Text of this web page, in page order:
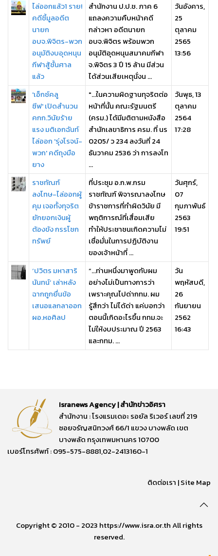
ไล่ออกแล้ว1 ราย!
คดีชี้มูลอดีต
นายก
อบจ.พิจิตร-พวก
อนุมัติงบอุดหนุน
กีฬาสู้ชั้นศาล
แล้ว
สำนักงาน ป.ป.ช. ภาค 6
แถลงความคืบหน้าคดี
กล่าวหา อดีตนายก
อบจ.พิจิตร พร้อมพวก
อนุมัติอุดหนุนสมาคมกีฬา
จ.พิจิตร 3 ปี 15 ล้าน มีส่วน
ได้ส่วนเสียเหตุนั่งน ...
วันอังคาร,
25
ตุลาคม
2565
13:56
'เอ็กซ์คลู
ซีฟ' เปิดสำนวน
คกก.วินัยร้าย
แรง มติเอกฉันท์
ไล่ออก 'รุ่งโรจน์-
พวก' คดีถุงมือ
ยาง
"...ในความผิดฐานทุจริตต่อ
หน้าที่นั้น คณะรัฐมนตรี
(ครม.) ได้มีมติตามหนังสือ
สำนักเลขาธิการ ครม. ที่ นร
0205/ ว 234 ลงวันที่ 24
ธันวาคม 2536 ว่า การลงโท
...
วันพุธ, 13
ตุลาคม
2564
17:28
ราชทัณฑ์
ลงโทษ-ไล่ออกผู้
คุม เจอทั้งทุจริต
ยักยอกเงินผู้
ต้องขัง กรรโชก
ทรัพย์
ที่ประชุม อ.ก.พ.กรม
ราชทัณฑ์ พิจารณาลงโทษ
ข้าราชการที่ทำผิดวินัย มี
พฤติการณ์ที่เสื่อมเสีย
ทำให้ประชาชนเกิดความไม่
เชื่อมั่นในการปฏิบัติงาน
ของเจ้าหน้าที่ ...
วันศุกร์,
07
กุมภาพันธ์
2563
19:51
‘ปวิตร มหาสาริ
นันทน์’ เล่าหลัง
ฉากถูกยื่นข้อ
เสนอแลกลาออก
ผอ.หอศิลป
“...ท่านหนึ่งมาพูดกับผม
อย่างไม่เป็นทางการว่า
เพราะคุณไปด่ากทม. ผม
รู้สึกว่า ไม่ได้ด่า แค่บอกว่า
ตอนนี้เกิดอะไรขึ้น กทม.จะ
ไม่ให้งบประมาณ ปี 2563
และกทม. ...
วัน
พฤหัสบดี,
26
กันยายน
2562
16:43
Isranews Agency | สำนักข่าวอิศรา
สำนักงาน : โรงแรมเดอะ รอยัล ริเวอร์ เลขที่ 219
ซอยจรัญสนิทวงศ์ 66/1 แขวง บางพลัด เขต
บางพลัด กรุงเทพมหานคร 10700
เบอร์โทรศัพท์ : 095-575-8881,02-2413160-1
ติดต่อเรา |Site Map
Copyright © 2010 - 2023 https://www.isra.or.th All rights
reserved.